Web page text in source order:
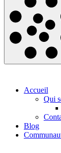
Accueil
Qui
Blog